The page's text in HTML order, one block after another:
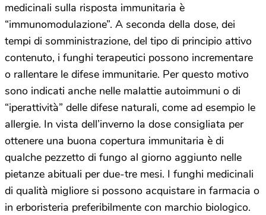
medicinali sulla risposta immunitaria è
“immunomodulazione”. A seconda della dose, dei
tempi di somministrazione, del tipo di principio attivo
contenuto, i funghi terapeutici possono incrementare
o rallentare le difese immunitarie. Per questo motivo
sono indicati anche nelle malattie autoimmuni o di
“iperattività” delle difese naturali, come ad esempio le
allergie. In vista dell’inverno la dose consigliata per
ottenere una buona copertura immunitaria è di
qualche pezzetto di fungo al giorno aggiunto nelle
pietanze abituali per due-tre mesi. I funghi medicinali
di qualità migliore si possono acquistare in farmacia o
in erboristeria preferibilmente con marchio biologico.